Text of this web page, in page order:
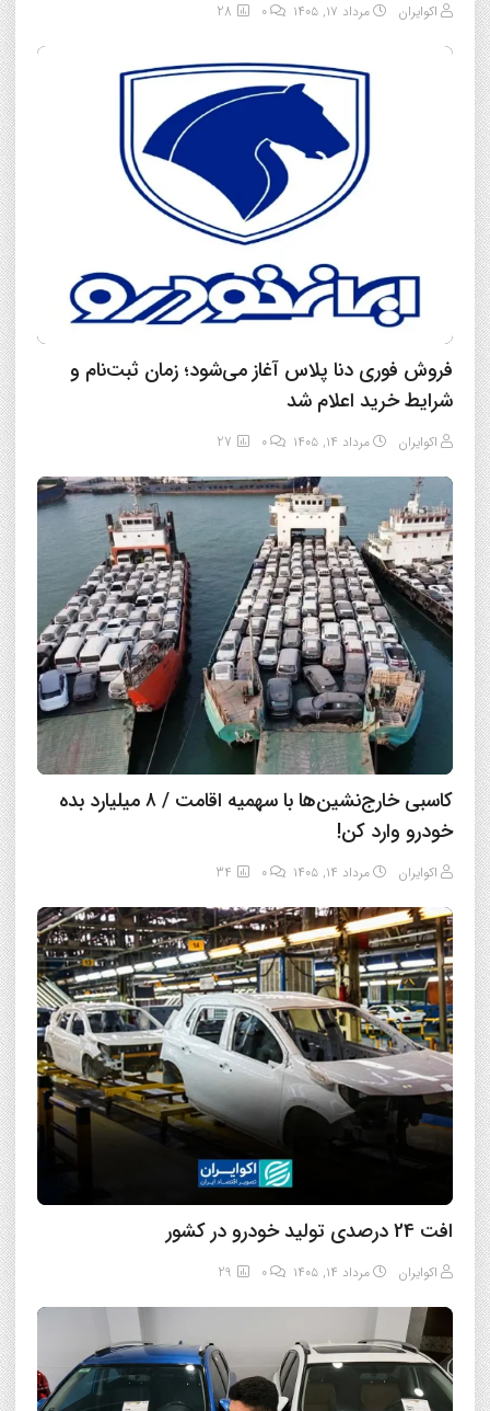
اکوایران مرداد ۱۷, ۱۴۰۵ 0
28
فروش فوری دنا پلاس آغاز می‌شود؛ زمان ثبت‌نام و
شرایط خرید اعلام شد
اکوایران مرداد ۱۴, ۱۴۰۵ 0
27
کاسبی خارج‌نشین‌ها با سهمیه اقامت / ۸ میلیارد بده
خودرو وارد کن!
اکوایران مرداد ۱۴, ۱۴۰۵ 0
34
افت 24 درصدی تولید خودرو در کشور
اکوایران مرداد ۱۴, ۱۴۰۵ 0
29